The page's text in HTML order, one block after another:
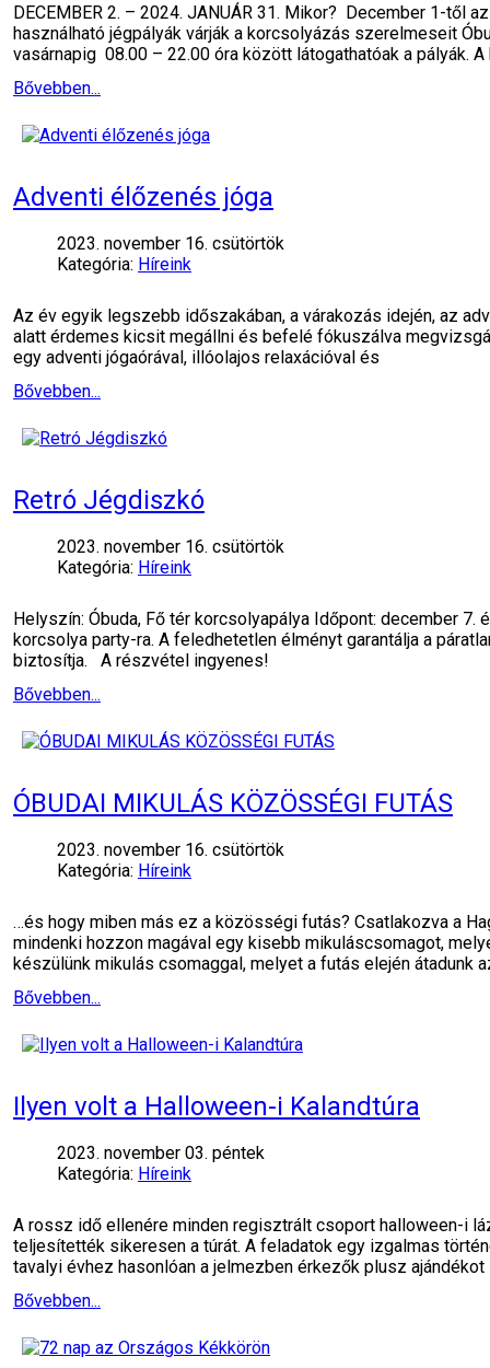
DECEMBER 2. – 2024. JANUÁR 31. Mikor? December 1-től
használható jégpályák várják a korcsolyázás szerelmeseit
vasárnapig 08.00 – 22.00 óra között látogathatóak a pályák.
Bővebben...
Adventi élőzenés jóga
2023. november 16. csütörtök
Kategória: Híreink
Az év egyik legszebb időszakában, a várakozás idején, az
alatt érdemes kicsit megállni és befelé fókuszálva
egy adventi jógaórával, illóolajos relaxációval és
Bővebben...
Retró Jégdiszkó
2023. november 16. csütörtök
Kategória: Híreink
Helyszín: Óbuda, Fő tér korcsolyapálya Időpont: december
korcsolya party-ra. A feledhetetlen élményt garantálja a
biztosítja. A részvétel ingyenes!
Bővebben...
ÓBUDAI MIKULÁS KÖZÖSSÉGI FUTÁS
2023. november 16. csütörtök
Kategória: Híreink
…és hogy miben más ez a közösségi futás? Csatlakozva a
mindenki hozzon magával egy kisebb mikuláscsomagot,
készülünk mikulás csomaggal, melyet a futás elején átadunk
Bővebben...
Ilyen volt a Halloween-i Kalandtúra
2023. november 03. péntek
Kategória: Híreink
A rossz idő ellenére minden regisztrált csoport halloween-i
teljesítették sikeresen a túrát. A feladatok egy izgalmas
tavalyi évhez hasonlóan a jelmezben érkezők plusz ajándékot
Bővebben...